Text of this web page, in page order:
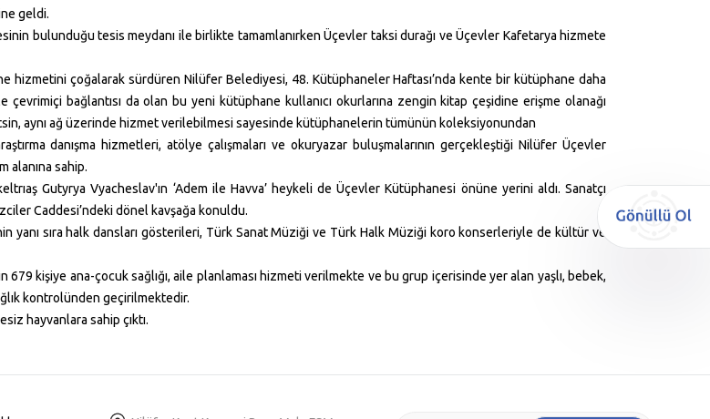
geldi.
bulunduğu tesis meydanı ile birlikte tamamlanırken Üçevler taksi durağı ve Üçevler Kafetarya hizmete
hizmetini çoğalarak sürdüren Nilüfer Belediyesi, 48. Kütüphaneler Haftası’nda kente bir kütüphane daha
çevrimiçi bağlantısı da olan bu yeni kütüphane kullanıcı okurlarına zengin kitap çeşidine erişme olanağı
aynı ağ üzerinde hizmet verilebilmesi sayesinde kütüphanelerin tümünün koleksiyonundan
danışma hizmetleri, atölye çalışmaları ve okuryazar buluşmalarının gerçekleştiği Nilüfer Üçevler
alanına sahip.
Gutyrya Vyacheslav'ın ‘Adem ile Havva’ heykeli de Üçevler Kütüphanesi önüne yerini aldı. Sanatçı
Caddesi’ndeki dönel kavşağa konuldu.
sıra halk dansları gösterileri, Türk Sanat Müziği ve Türk Halk Müziği koro konserleriyle de kültür ve
679 kişiye ana-çocuk sağlığı, aile planlaması hizmeti verilmekte ve bu grup içerisinde yer alan yaşlı, bebek,
kontrolünden geçirilmektedir.
hayvanlara sahip çıktı.